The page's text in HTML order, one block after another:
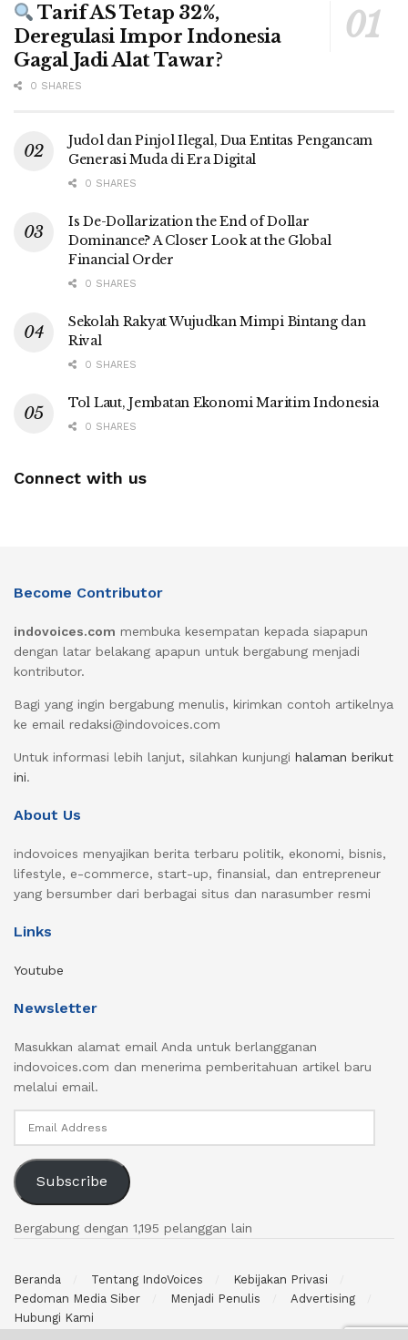
Tarif AS Tetap 32%,
Deregulasi Impor Indonesia
Gagal Jadi Alat Tawar?
0 SHARES
Judol dan Pinjol Ilegal, Dua Entitas Pengancam
Generasi Muda di Era Digital
0 SHARES
Is De-Dollarization the End of Dollar
Dominance? A Closer Look at the Global
Financial Order
0 SHARES
Sekolah Rakyat Wujudkan Mimpi Bintang dan
Rival
0 SHARES
Tol Laut, Jembatan Ekonomi Maritim Indonesia
0 SHARES
Connect with us
Become Contributor
indovoices.com membuka kesempatan kepada siapapun
dengan latar belakang apapun untuk bergabung menjadi
kontributor.
Bagi yang ingin bergabung menulis, kirimkan contoh artikelnya
ke email redaksi@indovoices.com
Untuk informasi lebih lanjut, silahkan kunjungi halaman berikut
ini.
About Us
indovoices menyajikan berita terbaru politik, ekonomi, bisnis,
lifestyle, e-commerce, start-up, finansial, dan entrepreneur
yang bersumber dari berbagai situs dan narasumber resmi
Links
Youtube
Newsletter
Masukkan alamat email Anda untuk berlangganan
indovoices.com dan menerima pemberitahuan artikel baru
melalui email.
Subscribe
Bergabung dengan 1,195 pelanggan lain
Beranda Tentang IndoVoices
Kebijakan Privasi
Pedoman Media Siber
Menjadi Penulis
Advertising
Hubungi Kami